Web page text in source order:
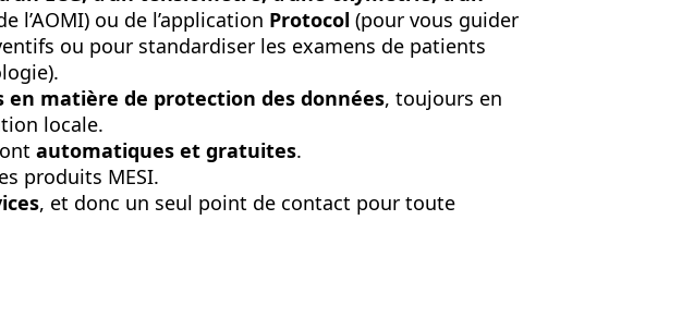
l’AOMI) ou de l’application Protocol (pour vous guider
ou pour standardiser les examens de patients
en matière de protection des données, toujours en
locale.
automatiques et gratuites.
produits MESI.
, et donc un seul point de contact pour toute